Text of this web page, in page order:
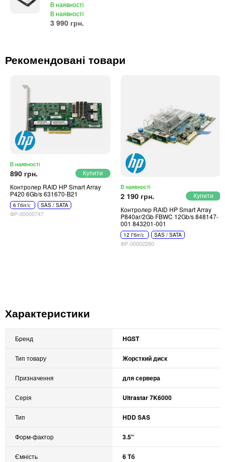
В наявності
В наявності
3 990 грн.
Рекомендовані товари
В наявності
890 грн.
Контролер RAID HP Smart Array
P420 6Gb/s 631670-B21
6 Гбіт/с SAS / SATA
ФР-00000747
В наявності
2 190 грн.
Контролер RAID HP Smart Array
P840ar/2Gb FBWC 12Gb/s 848147-
001 843201-001
12 Гбіт/с SAS / SATA
ФР-00002260
Характеристики
Бренд HGST
Тип товару Жорсткий диск
Призначення для сервера
Серія Ultrastar 7K6000
Тип HDD SAS
Форм-фактор 3.5"
Ємність 6 Тб